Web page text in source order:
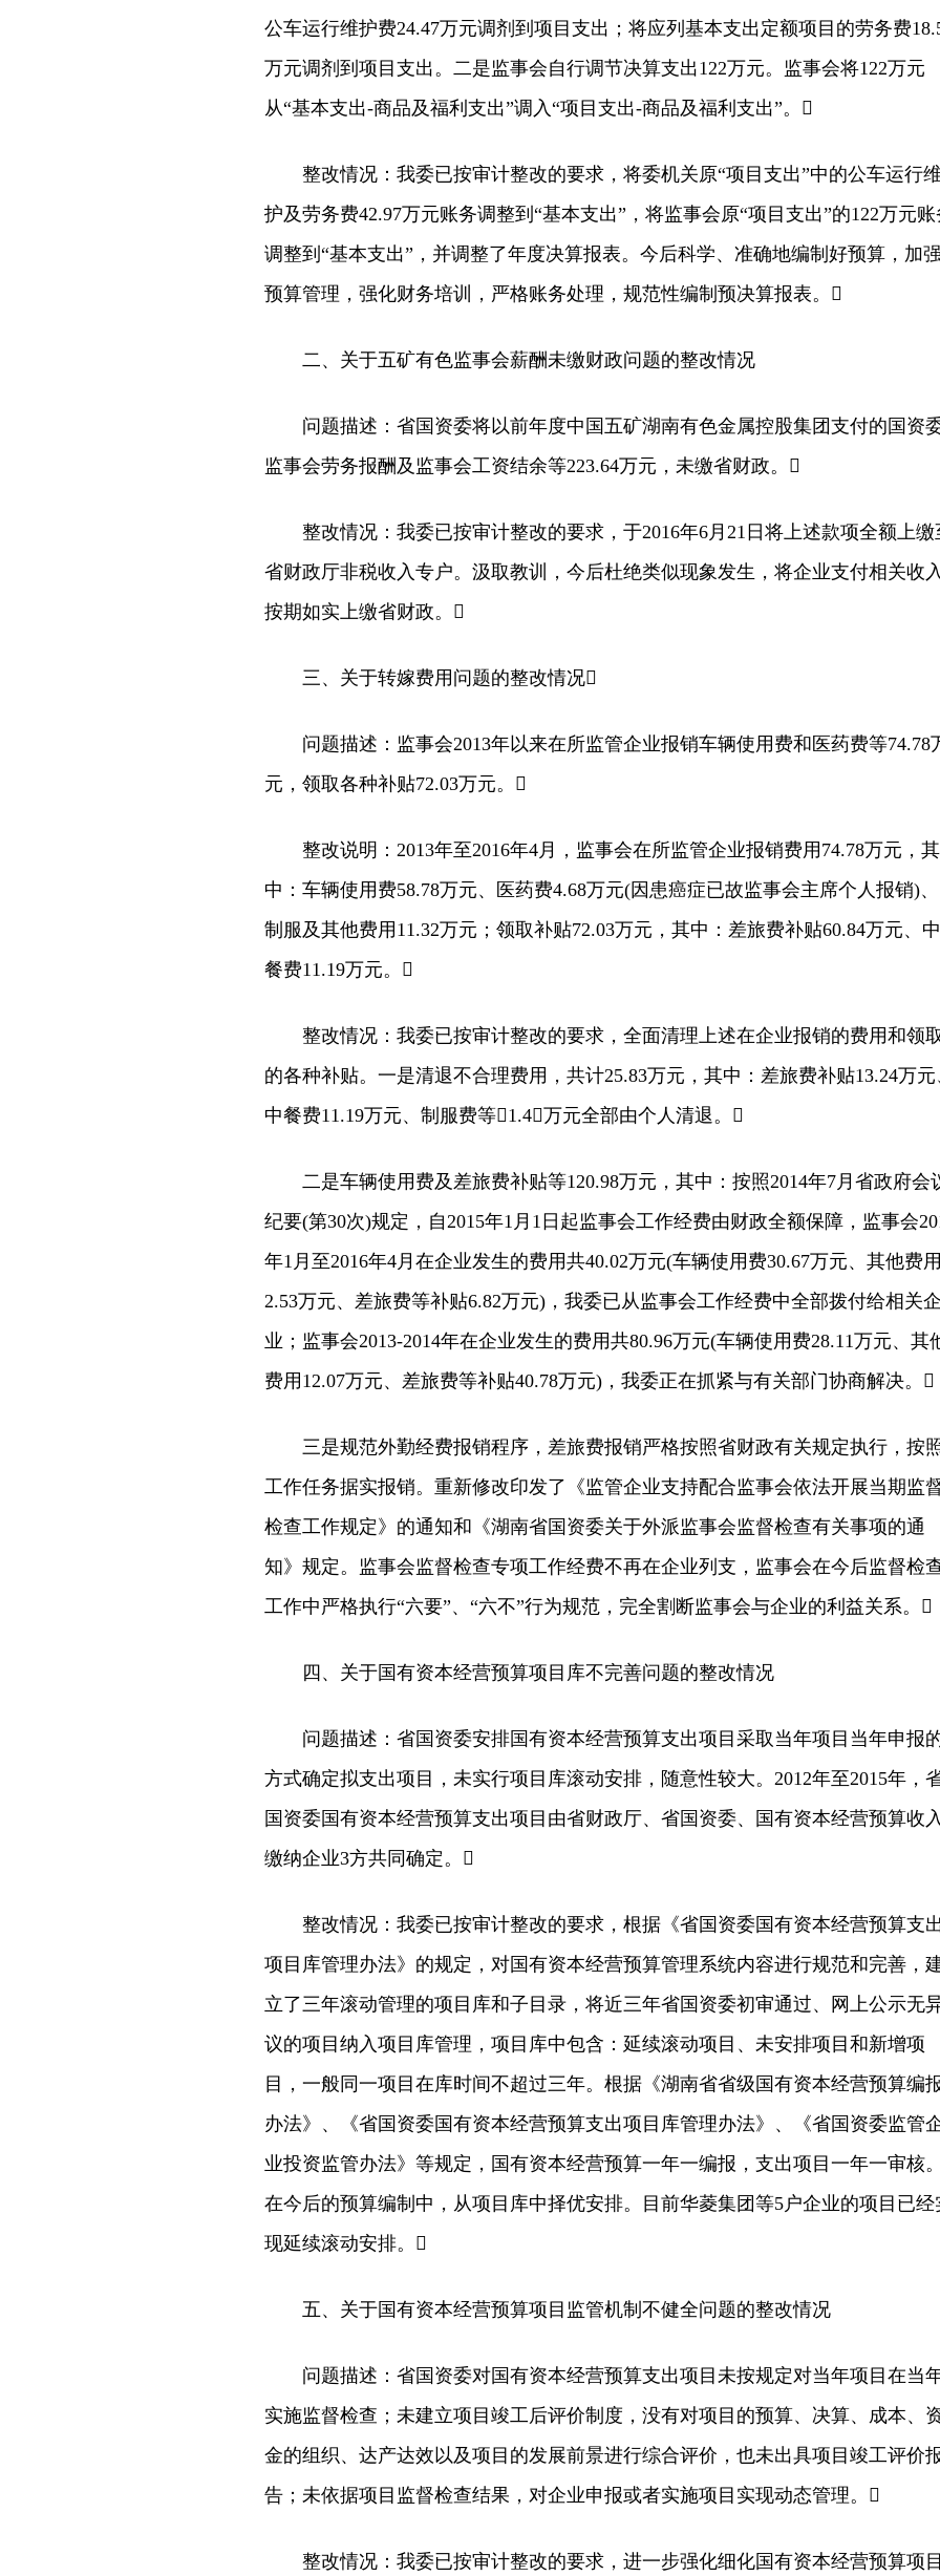
公车运行维护费24.47万元调剂到项目支出；将应列基本支出定额项目的劳务费
万元调剂到项目支出。二是监事会自行调节决算支出122万元。监事会将122万元
从“基本支出-商品及福利支出”调入“项目支出-商品及福利支出”。
整改情况：我委已按审计整改的要求，将委机关原“项目支出”中的公车运行维
护及劳务费42.97万元账务调整到“基本支出”，将监事会原“项目支出”的122万元账
调整到“基本支出”，并调整了年度决算报表。今后科学、准确地编制好预算，加强
预算管理，强化财务培训，严格账务处理，规范性编制预决算报表。
二、关于五矿有色监事会薪酬未缴财政问题的整改情况
问题描述：省国资委将以前年度中国五矿湖南有色金属控股集团支付的国资
监事会劳务报酬及监事会工资结余等223.64万元，未缴省财政。
整改情况：我委已按审计整改的要求，于2016年6月21日将上述款项全额上缴
省财政厅非税收入专户。汲取教训，今后杜绝类似现象发生，将企业支付相关收入
按期如实上缴省财政。
三、关于转嫁费用问题的整改情况
问题描述：监事会2013年以来在所监管企业报销车辆使用费和医药费等74.78
元，领取各种补贴72.03万元。
整改说明：2013年至2016年4月，监事会在所监管企业报销费用74.78万元，其
中：车辆使用费58.78万元、医药费4.68万元(因患癌症已故监事会主席个人报销)、
制服及其他费用11.32万元；领取补贴72.03万元，其中：差旅费补贴60.84万元、中
餐费11.19万元。
整改情况：我委已按审计整改的要求，全面清理上述在企业报销的费用和领
的各种补贴。一是清退不合理费用，共计25.83万元，其中：差旅费补贴13.24万元
中餐费11.19万元、制服费等1.4万元全部由个人清退。
二是车辆使用费及差旅费补贴等120.98万元，其中：按照2014年7月省政府会
纪要(第30次)规定，自2015年1月1日起监事会工作经费由财政全额保障，监事会
年1月至2016年4月在企业发生的费用共40.02万元(车辆使用费30.67万元、其他费用
2.53万元、差旅费等补贴6.82万元)，我委已从监事会工作经费中全部拨付给相关企
业；监事会2013-2014年在企业发生的费用共80.96万元(车辆使用费28.11万元、其
费用12.07万元、差旅费等补贴40.78万元)，我委正在抓紧与有关部门协商解决。
三是规范外勤经费报销程序，差旅费报销严格按照省财政有关规定执行，按
工作任务据实报销。重新修改印发了《监管企业支持配合监事会依法开展当期监
检查工作规定》的通知和《湖南省国资委关于外派监事会监督检查有关事项的通
知》规定。监事会监督检查专项工作经费不再在企业列支，监事会在今后监督检
工作中严格执行“六要”、“六不”行为规范，完全割断监事会与企业的利益关系。
四、关于国有资本经营预算项目库不完善问题的整改情况
问题描述：省国资委安排国有资本经营预算支出项目采取当年项目当年申报
方式确定拟支出项目，未实行项目库滚动安排，随意性较大。2012年至2015年，
国资委国有资本经营预算支出项目由省财政厅、省国资委、国有资本经营预算收入
缴纳企业3方共同确定。
整改情况：我委已按审计整改的要求，根据《省国资委国有资本经营预算支
项目库管理办法》的规定，对国有资本经营预算管理系统内容进行规范和完善，
立了三年滚动管理的项目库和子目录，将近三年省国资委初审通过、网上公示无
议的项目纳入项目库管理，项目库中包含：延续滚动项目、未安排项目和新增项
目，一般同一项目在库时间不超过三年。根据《湖南省省级国有资本经营预算编
办法》、《省国资委国有资本经营预算支出项目库管理办法》、《省国资委监管
业投资监管办法》等规定，国有资本经营预算一年一编报，支出项目一年一审核。
在今后的预算编制中，从项目库中择优安排。目前华菱集团等5户企业的项目已经
现延续滚动安排。
五、关于国有资本经营预算项目监管机制不健全问题的整改情况
问题描述：省国资委对国有资本经营预算支出项目未按规定对当年项目在当
实施监督检查；未建立项目竣工后评价制度，没有对项目的预算、决算、成本、
金的组织、达产达效以及项目的发展前景进行综合评价，也未出具项目竣工评价
告；未依据项目监督检查结果，对企业申报或者实施项目实现动态管理。
整改情况：我委已按审计整改的要求，进一步强化细化国有资本经营预算项目